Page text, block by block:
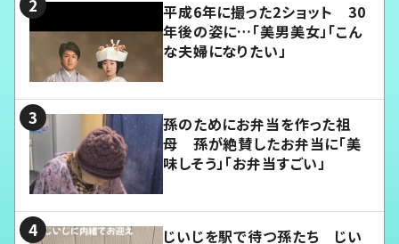
平成6年に撮った2ショット 30
年後の姿に…「美男美女」「こん
な夫婦になりたい」
孫のためにお弁当を作った祖
母 孫が絶賛したお弁当に「美
味しそう」「お弁当すごい」
じいじを駅で待つ孫たち じい